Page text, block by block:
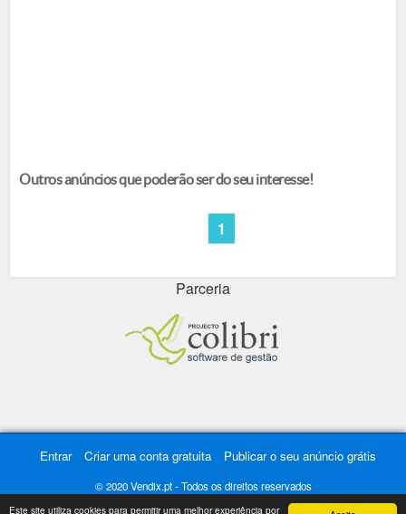
Este site utiliza cookies para permitir uma melhor experiência por
Outros anúncios que poderão ser do seu interesse!
1
Parceria
Entrar Criar uma conta gratuita Publicar o seu anúncio grátis
© 2020 Vendix.pt - Todos os direitos reservados